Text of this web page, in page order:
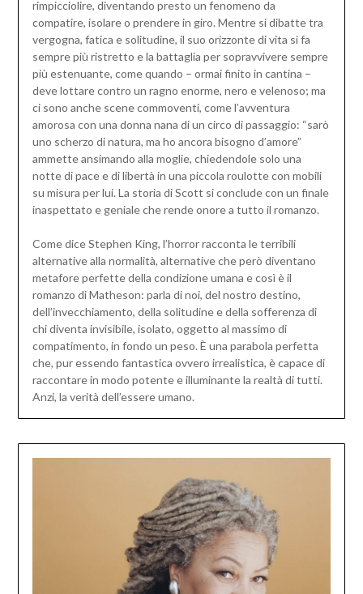
rimpicciolire, diventando presto un fenomeno da
compatire, isolare o prendere in giro. Mentre si dibatte tra
vergogna, fatica e solitudine, il suo orizzonte di vita si fa
sempre più ristretto e la battaglia per sopravvivere sempre
più estenuante, come quando – ormai finito in cantina –
deve lottare contro un ragno enorme, nero e velenoso; ma
ci sono anche scene commoventi, come l’avventura
amorosa con una donna nana di un circo di passaggio: “sarò
uno scherzo di natura, ma ho ancora bisogno d’amore”
ammette ansimando alla moglie, chiedendole solo una
notte di pace e di libertà in una piccola roulotte con mobili
su misura per lui. La storia di Scott si conclude con un finale
inaspettato e geniale che rende onore a tutto il romanzo.
Come dice Stephen King, l’horror racconta le terribili
alternative alla normalità, alternative che però diventano
metafore perfette della condizione umana e così è il
romanzo di Matheson: parla di noi, del nostro destino,
dell’invecchiamento, della solitudine e della sofferenza di
chi diventa invisibile, isolato, oggetto al massimo di
compatimento, in fondo un peso. È una parabola perfetta
che, pur essendo fantastica ovvero irrealistica, è capace di
raccontare in modo potente e illuminante la realtà di tutti.
Anzi, la verità dell’essere umano.